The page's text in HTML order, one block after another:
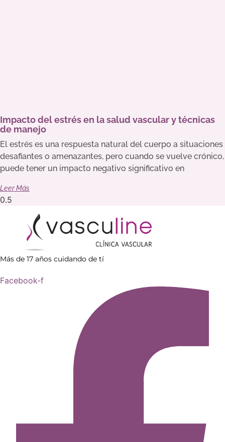
Impacto del estrés en la salud vascular y técnicas
de manejo
El estrés es una respuesta natural del cuerpo a situaciones
desafiantes o amenazantes, pero cuando se vuelve crónico,
puede tener un impacto negativo significativo en
Leer Más
Más de 17 años cuidando de tí
Facebook-f